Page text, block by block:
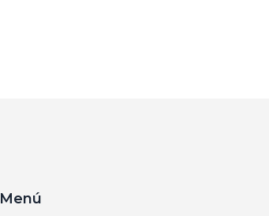
Menú